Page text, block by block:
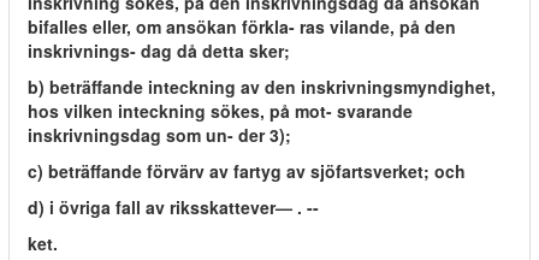
bifalles eller, om ansökan förkla- ras vilande, på den
inskrivnings- dag då detta sker;
b) beträffande inteckning av den inskrivningsmyndighet,
hos vilken inteckning sökes, på mot- svarande
inskrivningsdag som un- der 3);
c) beträffande förvärv av fartyg av sjöfartsverket; och
d) i övriga fall av riksskattever— . --
ket.